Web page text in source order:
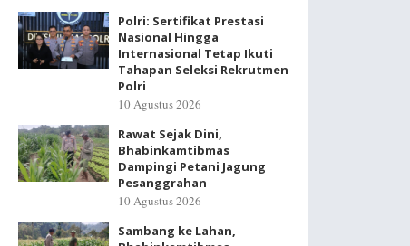
Polri: Sertifikat Prestasi
Nasional Hingga
Internasional Tetap Ikuti
Tahapan Seleksi Rekrutmen
Polri
10 Agustus 2026
Rawat Sejak Dini,
Bhabinkamtibmas
Dampingi Petani Jagung
Pesanggrahan
10 Agustus 2026
Sambang ke Lahan,